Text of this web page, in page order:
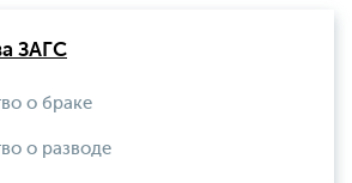
ЗАГС
о браке
о разводе